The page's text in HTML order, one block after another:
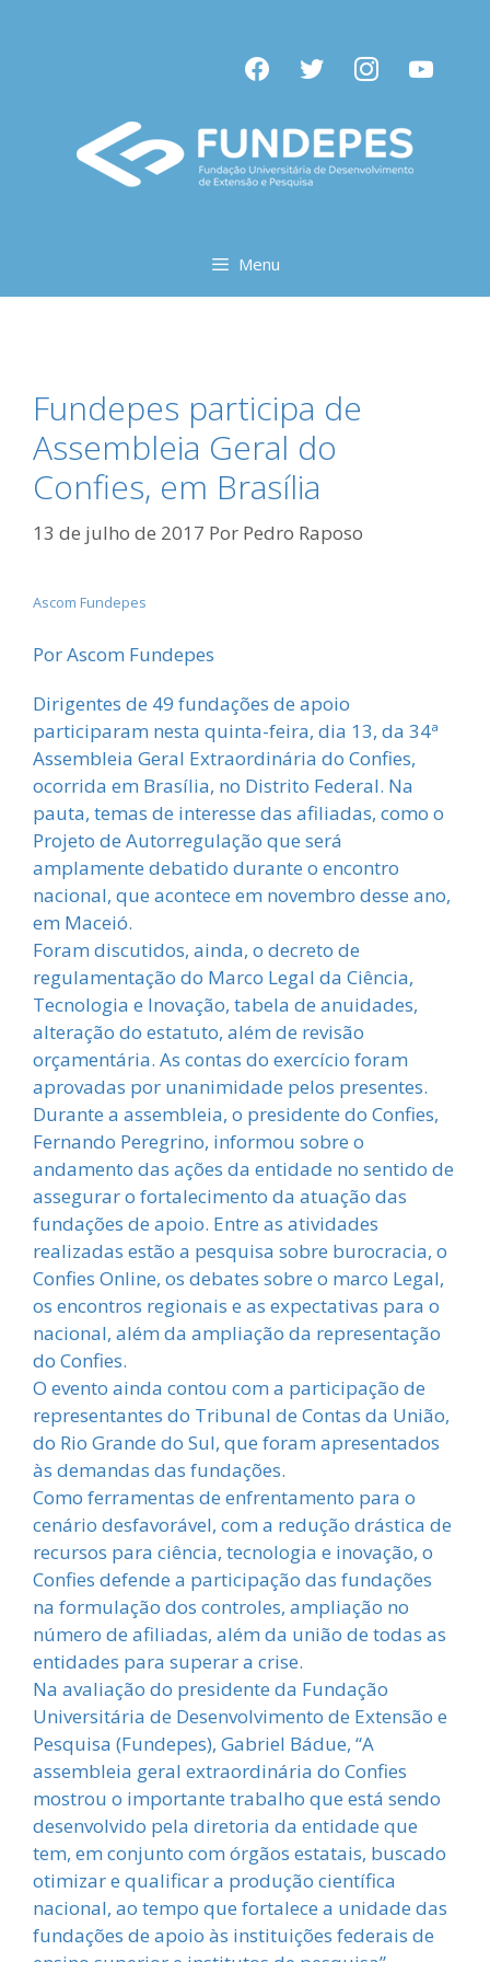
facebooktwitter instagramyoutube
Menu
Fundepes participa de
Assembleia Geral do
Confies, em Brasília
13 de julho de 2017 Por Pedro Raposo
Ascom Fundepes
Por Ascom Fundepes
Dirigentes de 49 fundações de apoio
participaram nesta quinta-feira, dia 13, da 34ª
Assembleia Geral Extraordinária do Confies,
ocorrida em Brasília, no Distrito Federal. Na
pauta, temas de interesse das afiliadas, como o
Projeto de Autorregulação que será
amplamente debatido durante o encontro
nacional, que acontece em novembro desse ano,
em Maceió.
Foram discutidos, ainda, o decreto de
regulamentação do Marco Legal da Ciência,
Tecnologia e Inovação, tabela de anuidades,
alteração do estatuto, além de revisão
orçamentária. As contas do exercício foram
aprovadas por unanimidade pelos presentes.
Durante a assembleia, o presidente do Confies,
Fernando Peregrino, informou sobre o
andamento das ações da entidade no sentido de
assegurar o fortalecimento da atuação das
fundações de apoio. Entre as atividades
realizadas estão a pesquisa sobre burocracia, o
Confies Online, os debates sobre o marco Legal,
os encontros regionais e as expectativas para o
nacional, além da ampliação da representação
do Confies.
O evento ainda contou com a participação de
representantes do Tribunal de Contas da União,
do Rio Grande do Sul, que foram apresentados
às demandas das fundações.
Como ferramentas de enfrentamento para o
cenário desfavorável, com a redução drástica de
recursos para ciência, tecnologia e inovação, o
Confies defende a participação das fundações
na formulação dos controles, ampliação no
número de afiliadas, além da união de todas as
entidades para superar a crise.
Na avaliação do presidente da Fundação
Universitária de Desenvolvimento de Extensão e
Pesquisa (Fundepes), Gabriel Bádue, “A
assembleia geral extraordinária do Confies
mostrou o importante trabalho que está sendo
desenvolvido pela diretoria da entidade que
tem, em conjunto com órgãos estatais, buscado
otimizar e qualificar a produção científica
nacional, ao tempo que fortalece a unidade das
fundações de apoio às instituições federais de